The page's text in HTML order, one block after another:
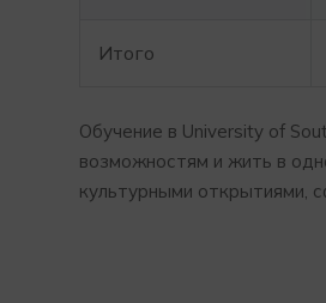
Итого
Обучение в University of
возможностям и жить в
культурными открытиями,